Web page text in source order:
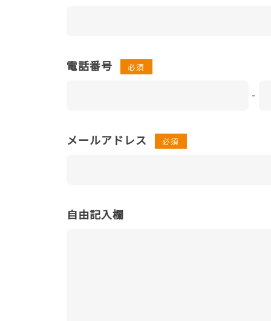
電話番号 必須
-
メールアドレス 必須
自由記入欄